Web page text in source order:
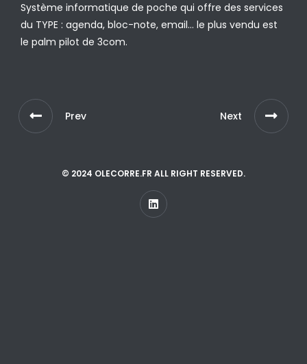
Système informatique de poche qui offre des services
du TYPE : agenda, bloc-note, email… le plus vendu est
le palm pilot de 3com.
Prev Next
© 2024 OLECORRE.FR ALL RIGHT RESERVED.